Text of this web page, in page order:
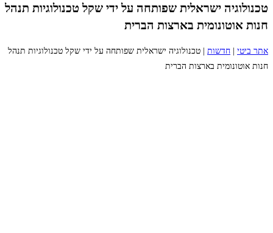
טכנולוגיה ישראלית שפותחה על ידי שקל טכנולוגיות תנהל
חנות אוטונומית בארצות הברית
אתר ביטי חדשות
טכנולוגיה ישראלית שפותחה על ידי שקל טכנולוגיות תנהל
חנות אוטונומית בארצות הברית